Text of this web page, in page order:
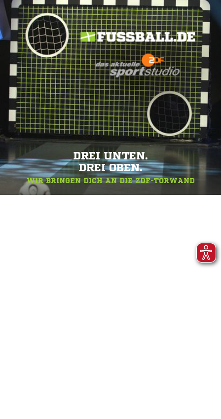
DREI UNTEN.
DREI OBEN.
WIR BRINGEN DICH AN DIE ZDF-TORWAND